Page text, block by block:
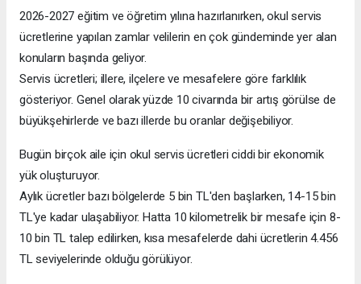
2026-2027 eğitim ve öğretim yılına hazırlanırken, okul servis
ücretlerine yapılan zamlar velilerin en çok gündeminde yer alan
konuların başında geliyor.
Servis ücretleri; illere, ilçelere ve mesafelere göre farklılık
gösteriyor. Genel olarak yüzde 10 civarında bir artış görülse de
büyükşehirlerde ve bazı illerde bu oranlar değişebiliyor.
Bugün birçok aile için okul servis ücretleri ciddi bir ekonomik
yük oluşturuyor.
Aylık ücretler bazı bölgelerde 5 bin TL'den başlarken, 14-15 bin
TL'ye kadar ulaşabiliyor. Hatta 10 kilometrelik bir mesafe için 8-
10 bin TL talep edilirken, kısa mesafelerde dahi ücretlerin 4.456
TL seviyelerinde olduğu görülüyor.